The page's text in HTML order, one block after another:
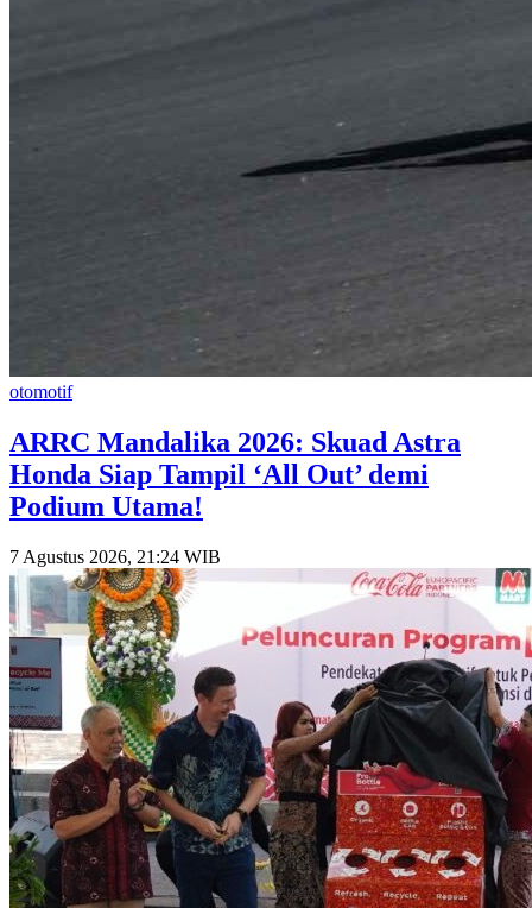
otomotif
​ARRC Mandalika 2026: Skuad Astra
Honda Siap Tampil ‘All Out’ demi
Podium Utama!
7 Agustus 2026, 21:24 WIB